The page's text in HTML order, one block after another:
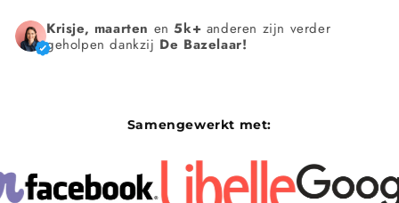
Krisje, maarten en5k+ anderen zijn verder
geholpen dankzij De Bazelaar!
Samengewerkt met: